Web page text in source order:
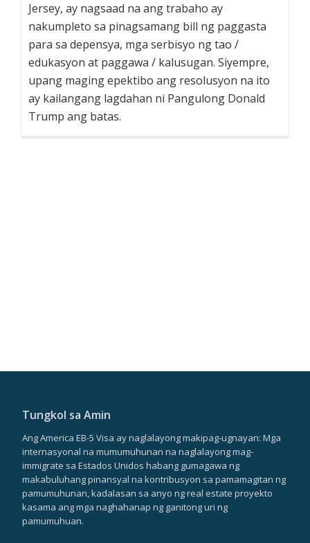
Jersey, ay nagsaad na ang trabaho ay
nakumpleto sa pinagsamang bill ng paggasta
para sa depensya, mga serbisyo ng tao /
edukasyon at paggawa / kalusugan. Siyempre,
upang maging epektibo ang resolusyon na ito
ay kailangang lagdahan ni Pangulong Donald
Trump ang batas.
Tungkol sa Amin
Ang America EB-5 Visa ay naglalayong makipag-ugnayan: Mga
internasyonal na mumumuhunan na naglalayong mag-
immigrate sa Estados Unidos habang gumagawa ng
makabuluhang pinansyal na kontribusyon sa pamamagitan ng
pamumuhunan, kadalasan sa anyo ng real estate proyekto
kasama ang mga naghahanap ng ganitong uri ng
pamumuhuan.